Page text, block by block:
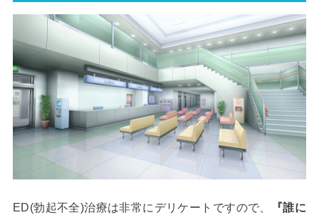
ED(勃起不全)治療は非常にデリケートですので、
『誰に